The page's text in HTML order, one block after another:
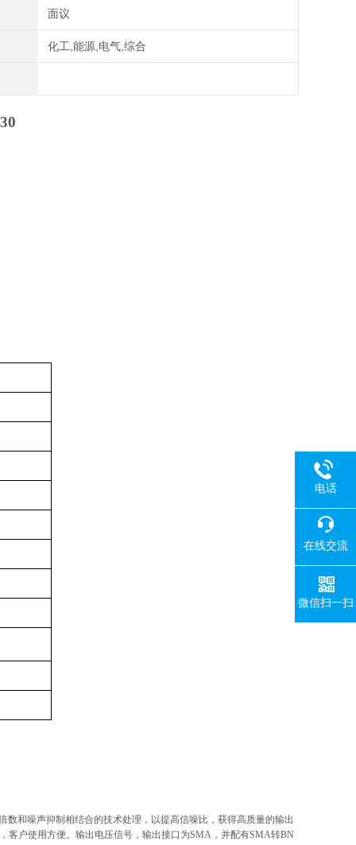
面议
化工,能源,电气,综合
数和噪声抑制相结合的技术处理，以提高信噪比，获得高质量的输出
客户使用方便。输出电压信号，输出接口为SMA，并配有SMA转BN
电话
在线交流
微信扫一扫